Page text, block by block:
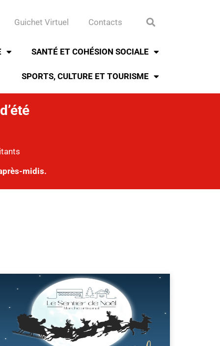
Guichet Virtuel Contacts
SANTÉ ET COHÉSION SOCIALE
SPORTS, CULTURE ET TOURISME
midis.